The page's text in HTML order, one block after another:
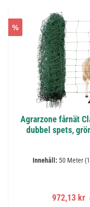
%
Agrarzone fårnät
dubbel spets,
Innehåll: 50 Meter
972,13 kr